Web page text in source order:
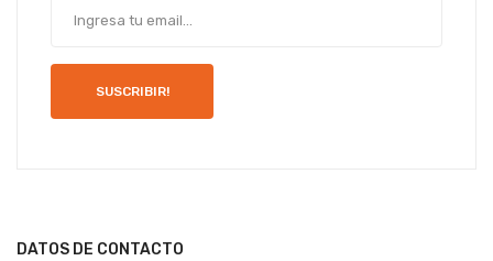
SUSCRIBIR!
DATOS DE CONTACTO